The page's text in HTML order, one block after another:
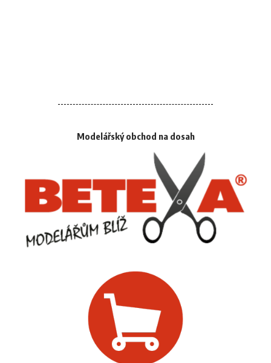
Modelářský obchod na dosah